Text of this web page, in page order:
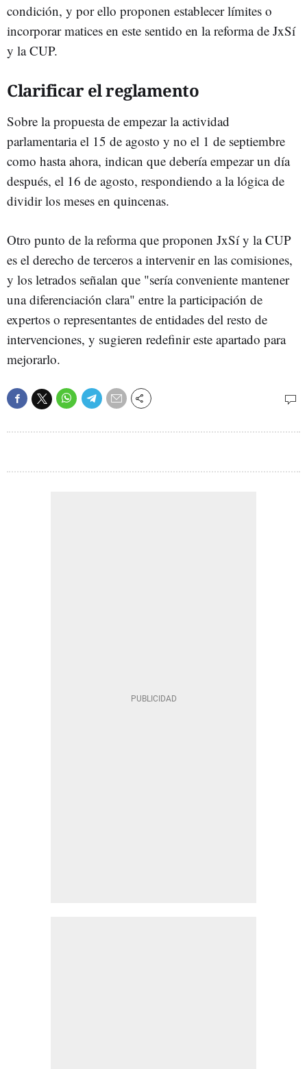
condición, y por ello proponen establecer límites o
incorporar matices en este sentido en la reforma de JxSí
y la CUP.
Clarificar el reglamento
Sobre la propuesta de empezar la actividad
parlamentaria el 15 de agosto y no el 1 de septiembre
como hasta ahora, indican que debería empezar un día
después, el 16 de agosto, respondiendo a la lógica de
dividir los meses en quincenas.
Otro punto de la reforma que proponen JxSí y la CUP
es el derecho de terceros a intervenir en las comisiones,
y los letrados señalan que "sería conveniente mantener
una diferenciación clara" entre la participación de
expertos o representantes de entidades del resto de
intervenciones, y sugieren redefinir este apartado para
mejorarlo.